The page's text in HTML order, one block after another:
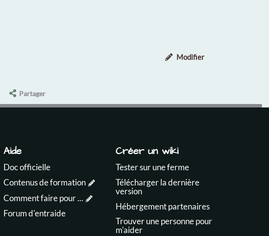
Modifier
Partager
Aide
Doc officielle
Contenus de formation
Comment faire pour ...
Forum d'entraide
Créer un wiki
Tester sur une ferme
Télécharger la dernière
version
Hébergement partenaires
Trouver une personne pour
m'aider